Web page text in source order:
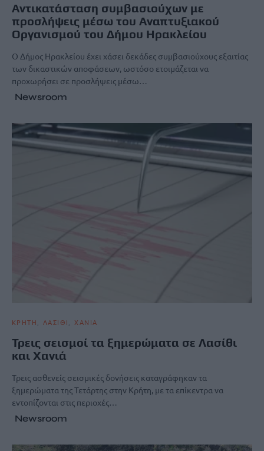
Αντικατάσταση συμβασιούχων με
προσλήψεις μέσω του Αναπτυξιακού
Οργανισμού του Δήμου Ηρακλείου
Ο Δήμος Ηρακλείου έχει χάσει δεκάδες συμβασιούχους εξαιτίας
των δικαστικών αποφάσεων, ωστόσο ετοιμάζεται να
προχωρήσει σε προσλήψεις μέσω…
Newsroom
ΚΡΗΤΗ ΛΑΣΙΘΙ ΧΑΝΙΑ
Τρεις σεισμοί τα ξημερώματα σε Λασίθι
και Χανιά
Τρεις ασθενείς σεισμικές δονήσεις καταγράφηκαν τα
ξημερώματα της Τετάρτης στην Κρήτη, με τα επίκεντρα να
εντοπίζονται στις περιοχές…
Newsroom